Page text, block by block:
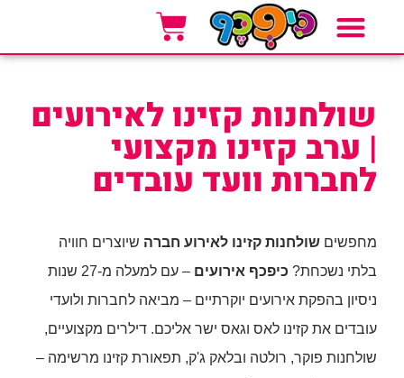
שולחנות קזינו לאירועים
| ערב קזינו מקצועי
לחברות וועד עובדים
מחפשים שולחנות קזינו לאירוע חברה שיוצרים חוויה
בלתי נשכחת? כיפכף אירועים
– עם למעלה מ-27 שנות
ניסיון בהפקת אירועים יוקרתיים – מביאה לחברות ולועדי
עובדים את קזינו לאס וגאס ישר אליכם. דילרים מקצועיים,
שולחנות פוקר, רולטה ובלאק ג'ק, תפאורת קזינו מרשימה –